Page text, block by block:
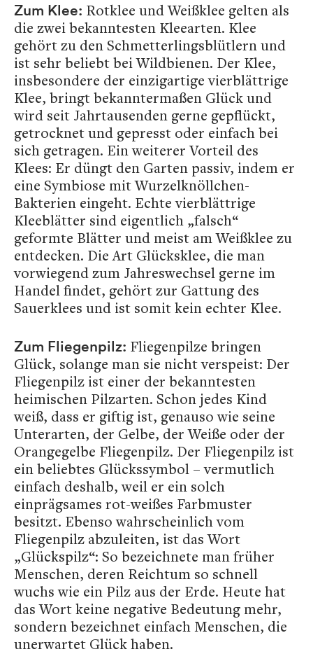
Zum Klee: Rotklee und Weißklee gelten als
die zwei bekanntesten Kleearten. Klee
gehört zu den Schmetterlingsblütlern und
ist sehr beliebt bei Wildbienen. Der Klee,
insbesondere der einzigartige vierblättrige
Klee, bringt bekanntermaßen Glück und
wird seit Jahrtausenden gerne gepflückt,
getrocknet und gepresst oder einfach bei
sich getragen. Ein weiterer Vorteil des
Klees: Er düngt den Garten passiv, indem er
eine Symbiose mit Wurzelknöllchen-
Bakterien eingeht. Echte vierblättrige
Kleeblätter sind eigentlich „falsch“
geformte Blätter und meist am Weißklee zu
entdecken. Die Art Glücksklee, die man
vorwiegend zum Jahreswechsel gerne im
Handel findet, gehört zur Gattung des
Sauerklees und ist somit kein echter Klee.
Zum Fliegenpilz: Fliegenpilze bringen
Glück, solange man sie nicht verspeist: Der
Fliegenpilz ist einer der bekanntesten
heimischen Pilzarten. Schon jedes Kind
weiß, dass er giftig ist, genauso wie seine
Unterarten, der Gelbe, der Weiße oder der
Orangegelbe Fliegenpilz. Der Fliegenpilz ist
ein beliebtes Glückssymbol – vermutlich
einfach deshalb, weil er ein solch
einprägsames rot-weißes Farbmuster
besitzt. Ebenso wahrscheinlich vom
Fliegenpilz abzuleiten, ist das Wort
„Glückspilz“: So bezeichnete man früher
Menschen, deren Reichtum so schnell
wuchs wie ein Pilz aus der Erde. Heute hat
das Wort keine negative Bedeutung mehr,
sondern bezeichnet einfach Menschen, die
unerwartet Glück haben.